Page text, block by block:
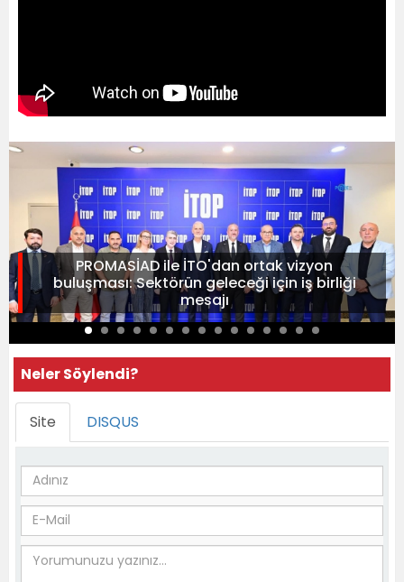
PROMASİAD ile İTO'dan ortak vizyon
buluşması: Sektörün geleceği için iş birliği
mesajı
Neler Söylendi?
Site DISQUS